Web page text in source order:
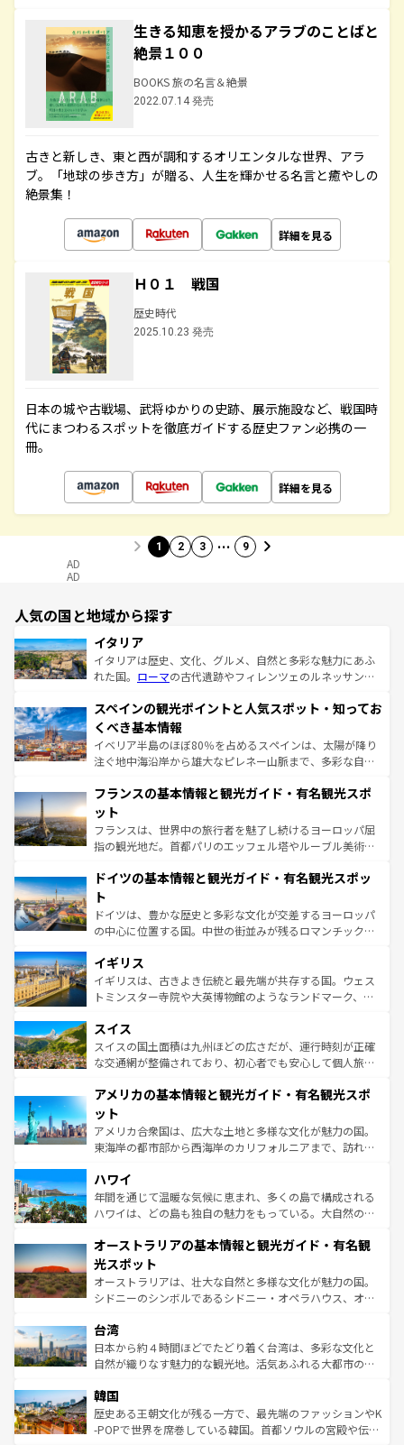
生きる知恵を授かるアラブのことばと
絶景１００
BOOKS 旅の名言＆絶景
2022.07.14 発売
古きと新しき、東と西が調和するオリエンタルな世界、アラ
ブ。「地球の歩き方」が贈る、人生を輝かせる名言と癒やしの
絶景集！
詳細を見る
Ｈ０１ 戦国
歴史時代
2025.10.23 発売
日本の城や古戦場、武将ゆかりの史跡、展示施設など、戦国時
代にまつわるスポットを徹底ガイドする歴史ファン必携の一
冊。
詳細を見る
1 2 3 … 9
AD
AD
人気の国と地域から探す
イタリア
イタリアは歴史、文化、グルメ、自然と多彩な魅力にあふ
れた国。 ローマの古代遺跡やフィレンツェのルネッサンス
ろん、トスカーナの美しい田園風景やアマルフィ海岸の絶
景など、自然景観も見逃せない。観光の合間には、本場の
ピザやパスタなど、絶品のイタリア料理を堪能することも
できる。朝目覚めてから夜眠るまで、すべての瞬間を楽し
なお、新着のイタリア情報はコンテンツ一覧を参照してほ
しい。
スペインの観光ポイントと人気スポット・知ってお
くべき基本情報
イベリア半島のほぼ80％を占めるスペインは、太陽が降り
注ぐ地中海沿岸から雄大なピレネー山脈まで、多彩な自然
文化が根付くこの国では、情熱的なフラメンコ、熱気あふ
れる闘牛、そして美味しいタパスが生活の一部となってい
る。首都マドリードの洗練された雰囲気や、バルセロナの
アートに溢れた街角から、地方では古代ローマ遺跡や中世
せる。地方によって風土や気候が異なるスペインはその個
ンテンツ一覧 を参照してほしい。
フランスの基本情報と観光ガイド・有名観光スポ
ット
フランスは、世界中の旅行者を魅了し続けるヨーロッパ屈
指の観光地だ。首都パリのエッフェル塔やルーブル美術館
で、幅広い魅力が詰まっている。華麗な宮殿、歴史的な大
聖堂、美しいビーチ、そして豊かな自然が、訪れる者を心
から魅了する。また、フランスは美食の国としても知ら
れ、フランス料理はユネスコ無形文化遺産にも登録されて
香り高いラベンダー畑など、多彩な楽しみ方が可能だ。さ
らに、パリ以外の地域にも魅力が溢れており、どの街角に
も豊かな歴史と文化が息づいている。パリ以外の個性あふ
を参照してほしい。
ドイツの基本情報と観光ガイド・有名観光スポッ
ト
ドイツは、豊かな歴史と多彩な文化が交差するヨーロッパ
の中心に位置する国。中世の街並みが残るロマンチック街
顔を持つこの国は、どこを歩いても飽きることがない。ベ
ルリンの文化的活気、バイエルン州のアルプスの絶景、そ
してライン川沿いのワイン畑といった風景は必見。ビール
は、お酒好きな人にはぜひ体験してほしい。 なお、新着の
ドイツ情報はコンテンツ一覧を参照してほしい。
イギリス
イギリスは、古きよき伝統と最先端が共存する国。ウェス
トミンスター寺院や大英博物館のようなランドマーク、歴
リアごとに異なる魅力がある。また、優雅なアフタヌーン
ティー、ビール好きにはたまらない英国パブ、サッカー観
戦など、本場だからこそできる体験も豊富。イギリスを旅
ンツ一覧を参照してほしい。
スイス
スイスの国土面積は九州ほどの広さだが、運行時刻が正確
な交通網が整備されており、初心者でも安心して個人旅行
の建物がそのまま残る町や、スイスならではのユニークな
博物館もあり、アルプス観光だけでなく町歩きも満喫する
ことができる。国民の所得が高いため物価も高いが、旅行
者向けの交通パス提供のサービスもあり、うまく活用すれ
着のスイス情報は
アメリカの基本情報と観光ガイド・有名観光スポ
ット
アメリカ合衆国は、広大な土地と多様な文化が魅力の国。
東海岸の都市部から西海岸のカリフォルニアまで、訪れる
のような巨大都市は、観光、ショッピング、エンターテイ
ンメントが詰まった刺激的なスポットだ。一方、アメリカ
西部には大自然が広がり、グランドキャニオンやイエロー
部のニューオーリンズでは、音楽と美食が融合した独特の
文化が魅力。旅行者はアメリカの各地域で異なる魅力を楽
しみながら、その多様性と豊かな歴史を感じることができ
るだろう。車でのロードトリップや列車の旅も、アメリカ
情報は
ハワイ
年間を通じて温暖な気候に恵まれ、多くの島で構成される
ハワイは、どの島も独自の魅力をもっている。大自然の神
ワイ島は見逃せない。また、定番の観光地といえばオアフ
島だが、静かな自然を求めるならマウイ島やカウアイ島が
おすすめ。エメラルドグリーンに輝く海をはじめ、豊かな
文化や歴史が息づいている。「アロハスピリット」と呼ば
人々、おいしいローカルフードやハワイアンミュージッ
ク、伝統的なフラダンスなど、すべてがハワイの魅力を彩
っている。訪れるたびに新しい発見と感動が待っているハ
はコンテンツ一覧
オーストラリアの基本情報と観光ガイド・有名観
光スポット
オーストラリアは、壮大な自然と多様な文化が魅力の国。
シドニーのシンボルであるシドニー・オペラハウス、オー
リアリーフや大陸中央部にそびえるウルル（エアーズロッ
ク）、タスマニアの美しい原生林やケアンズの熱帯雨林な
ど、見どころがたくさん。また、カフェやワイン、オージ
いる。アクティビティも充実しており、サーフィンやダイ
ビング、ハイキングなど、アウトドア好きにはたまらな
い。オーストラリアの多彩な魅力を存分に味わいつくそ
台湾
日本から約４時間ほどでたどり着く台湾は、多彩な文化と
自然が織りなす魅力的な観光地。活気あふれる大都市の台
ン）、静ひつな山岳地帯である台湾東部など、都市の喧騒
と山間の静けさが共存しており、訪れる人に新しい発見と
驚きをもたらしてくれる。また、奥深い台湾の食文化も魅
韓国
歴史ある王朝文化が残る一方で、最先端のファッションやK
-POPで世界を席巻している韓国。首都ソウルの宮殿や伝統